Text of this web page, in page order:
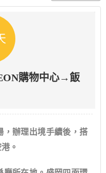
購物中心→飯
，辦理出境手續後，搭
。